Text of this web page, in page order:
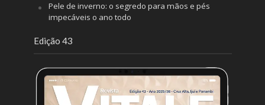
Pele de inverno: o segredo para mãos e pés
impecáveis o ano todo
Edição 43